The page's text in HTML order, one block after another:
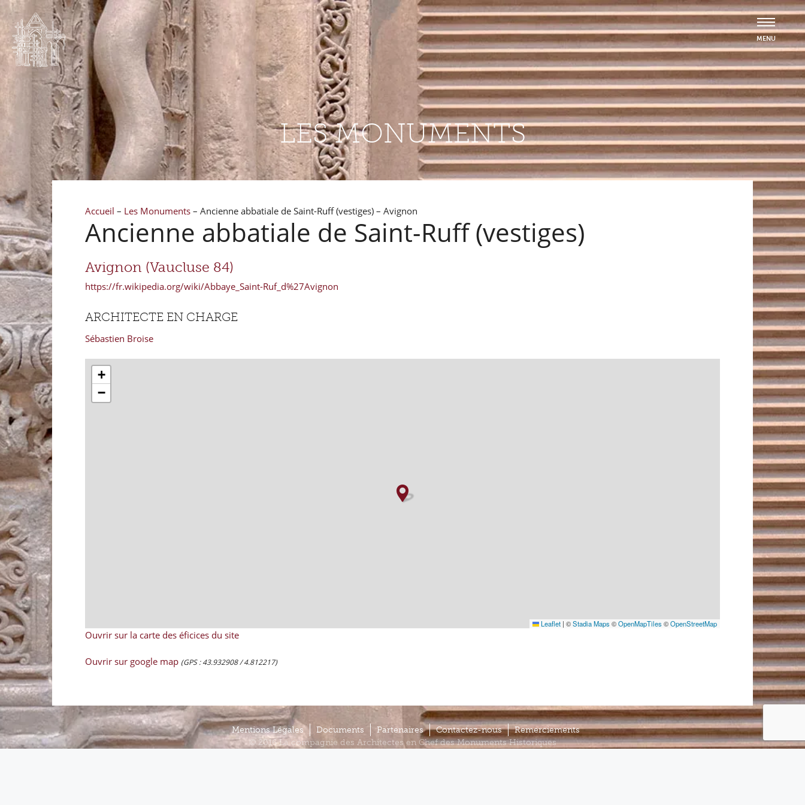
LES MONUMENTS
Accueil – Les Monuments – Ancienne abbatiale de Saint-Ruff (vestiges) – Avignon
Ancienne abbatiale de Saint-Ruff (vestiges)
Avignon (Vaucluse 84)
https://fr.wikipedia.org/wiki/Abbaye_Saint-Ruf_d%27Avignon
ARCHITECTE EN CHARGE
Sébastien Broise
+
−
Leaflet | ©Stadia Maps ©OpenMapTiles ©OpenStreetMap
Ouvrir sur la carte des éficices du site
Ouvrir sur google map (GPS : 43.932908 / 4.812217)
Mentions Légales Documents Partenaires Contactez-nous
Remerciements
© 2016 La compagnie des Architectes en Chef des Monuments Historiques